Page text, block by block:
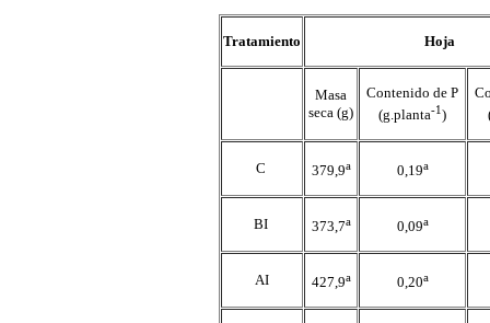
Tratamiento Hoja
Masa
seca (g)
Contenido de P
(g.planta-1)
C 379,9a 0,19a
BI 373,7a 0,09a
AI 427,9a 0,20a